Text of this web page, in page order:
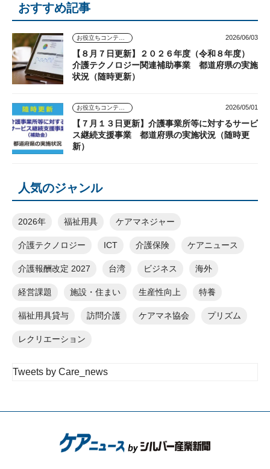
おすすめ記事
2026/06/03
【８月７日更新】２０２６年度（令和８年度）
介護テクノロジー関連補助事業 都道府県の実施
状況（随時更新）
2026/05/01
【７月１３日更新】介護事業所等に対するサービ
ス継続支援事業 都道府県の実施状況（随時更
新）
人気のジャンル
2026年 福祉用具 ケアマネジャー
介護テクノロジー ICT 介護保険 ケアニュース
介護報酬改定 2027 台湾 ビジネス 海外
経営課題 施設・住まい 生産性向上 特養
福祉用具貸与 訪問介護 ケアマネ協会 プリズム
レクリエーション
Tweets by Care_news